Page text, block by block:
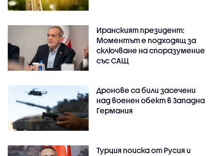
Иранският президент:
Моментът е подходящ за
сключване на споразумение
със САЩ
Дронове са били засечени
над военен обект в Западна
Германия
Турция поиска от Русия и